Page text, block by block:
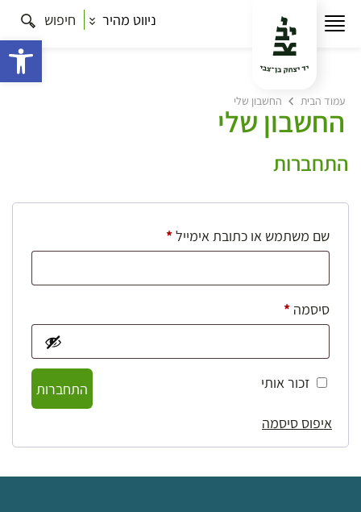
ניווט מהיר חיפוש
עמוד הבית החשבון שלי
החשבון שלי
התחברות
שם משתמש או כתובת אימייל*חובה
סיסמה *חובה
זכור אותי
התחברות
איפוס סיסמה